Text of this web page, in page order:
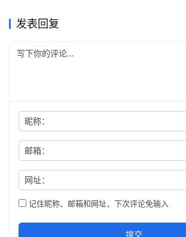
发表回复
昵称：
邮箱：
网址：
记住昵称、邮箱和网址，下次评论免输入
提交